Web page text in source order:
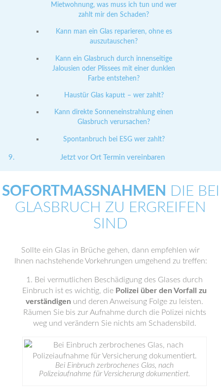
Mietwohnung, was muss ich tun und wer
zahlt mir den Schaden?
Kann man ein Glas reparieren, ohne es
auszutauschen?
Kann ein Glasbruch durch innenseitige
Jalousien oder Plissees mit einer dunklen
Farbe entstehen?
Haustür Glas kaputt – wer zahlt?
Kann direkte Sonneneinstrahlung einen
Glasbruch verursachen?
Spontanbruch bei ESG wer zahlt?
Jetzt vor Ort Termin vereinbaren
SOFORTMASSNAHMEN
DIE BEI
GLASBRUCH ZU ERGREIFEN
SIND
Sollte ein Glas in Brüche gehen, dann empfehlen wir
Ihnen nachstehende Vorkehrungen umgehend zu treffen:
Bei vermutlichen Beschädigung des Glases durch
Einbruch ist es wichtig, die Polizei über den Vorfall zu
verständigen und deren Anweisung Folge zu leisten.
Räumen Sie bis zur Aufnahme durch die Polizei nichts
weg und verändern Sie nichts am Schadensbild.
Bei Einbruch zerbrochenes Glas, nach
Polizeiaufnahme für Versicherung dokumentiert.